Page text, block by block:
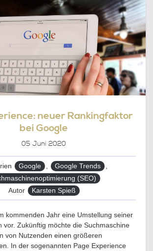
neuer Rankingfaktor
bei Google
05 Juni 2020
Google Google Trends
(SEO)
Autor
Karsten Spieß
kommenden Jahr eine Umstellung seiner
vor. Zukünftig möchte die Suchmaschine
von Nutzenden einen größeren
In der sogenannten Page Experience